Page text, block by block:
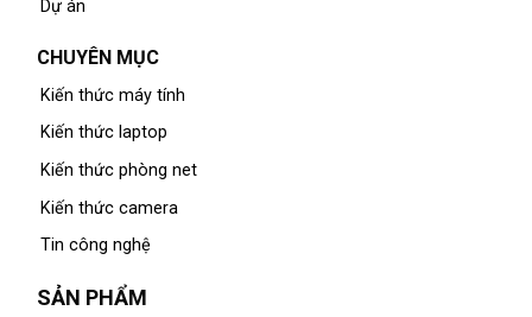
Dự án
CHUYÊN MỤC
Kiến thức máy tính
Kiến thức laptop
Kiến thức phòng net
Kiến thức camera
Tin công nghệ
SẢN PHẨM